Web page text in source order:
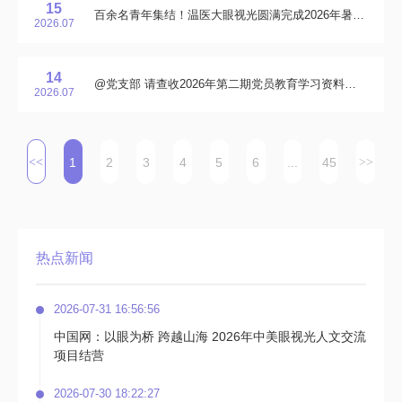
15
2026.07
百余名青年集结！温医大眼视光圆满完成2026年暑期志愿者岗前培训
14
2026.07
@党支部 请查收2026年第二期党员教育学习资料包！
1 2 3 4 5 6 45
热点新闻
2026-07-31 16:56:56
中国网：以眼为桥 跨越山海 2026年中美眼视光人文交流
项目结营
2026-07-30 18:22:27